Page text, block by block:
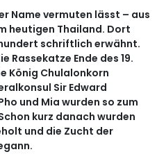
Name vermuten lässt – aus
heutigen Thailand. Dort
schriftlich erwähnt.
Rassekatze Ende des 19.
König Chulalonkorn
Sir Edward
und Mia wurden so zum
kurz danach wurden
und die Zucht der